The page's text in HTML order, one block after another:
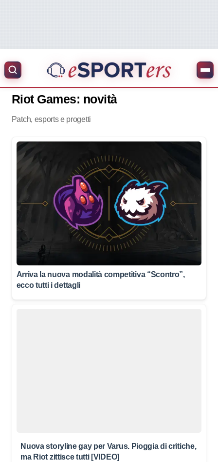
Riot Games: novità
Patch, esports e progetti
Arriva la nuova modalità competitiva “Scontro”,
ecco tutti i dettagli
Nuova storyline gay per Varus. Pioggia di critiche,
ma Riot zittisce tutti [VIDEO]